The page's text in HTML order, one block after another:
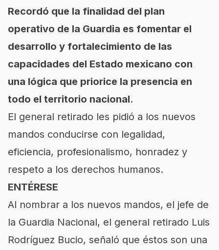
Recordó que la finalidad del plan
operativo de la Guardia es fomentar el
desarrollo y fortalecimiento de las
capacidades del Estado mexicano con
una lógica que priorice la presencia en
todo el territorio nacional.
El general retirado les pidió a los nuevos
mandos conducirse con legalidad,
eficiencia, profesionalismo, honradez y
respeto a los derechos humanos.
ENTÉRESE
Al nombrar a los nuevos mandos, el jefe de
la Guardia Nacional, el general retirado Luis
Rodríguez Bucio, señaló que éstos son una